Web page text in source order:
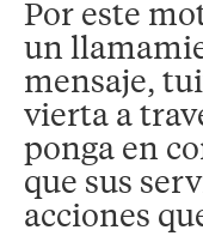
Por este
un
mensaje,
vierta a
ponga en
que sus
acciones